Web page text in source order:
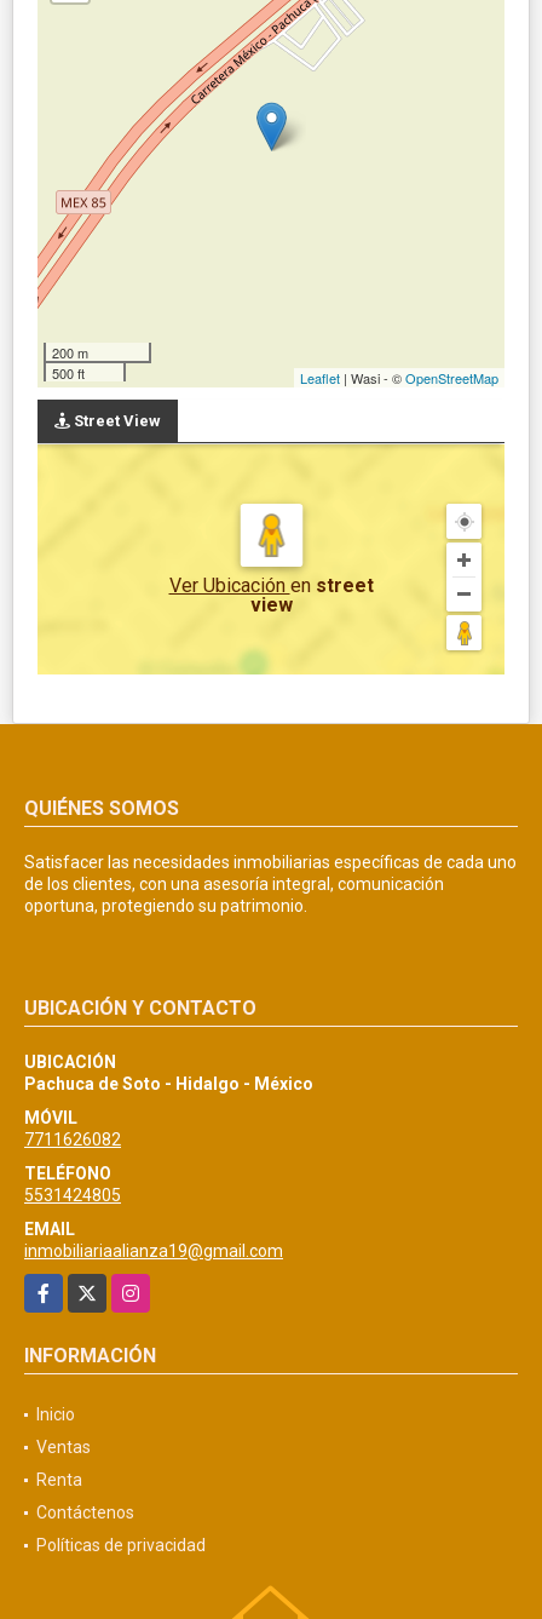
200 m
500 ft
Leaflet | Wasi - ©OpenStreetMap
Street View
Ver Ubicación en street
view
QUIÉNES SOMOS
Satisfacer las necesidades inmobiliarias específicas de cada uno
de los clientes, con una asesoría integral, comunicación
oportuna, protegiendo su patrimonio.
UBICACIÓN Y CONTACTO
UBICACIÓN
Pachuca de Soto - Hidalgo - México
MÓVIL
7711626082
TELÉFONO
5531424805
EMAIL
inmobiliariaalianza19@gmail.com
Facebook
Instagram
INFORMACIÓN
Inicio
Ventas
Renta
Contáctenos
Políticas de privacidad